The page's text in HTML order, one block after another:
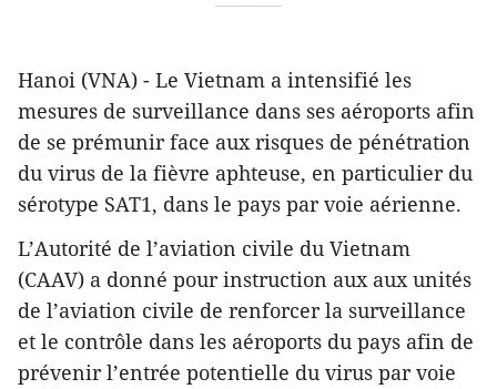
Hanoi (VNA) - Le Vietnam a intensifié les
mesures de surveillance dans ses aéroports afin
de se prémunir face aux risques de pénétration
du virus de la fièvre aphteuse, en particulier du
sérotype SAT1, dans le pays par voie aérienne.​
L’Autorité de l’aviation civile du Vietnam
(CAAV) a donné pour instruction aux aux unités
de l’aviation civile de renforcer la surveillance
et le contrôle dans les aéroports du pays afin de
prévenir l’entrée potentielle du virus par voie